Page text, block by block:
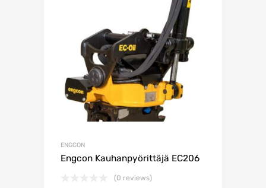
ENGCON
Engcon Kauhanpyörittäjä EC206
(0 reviews)